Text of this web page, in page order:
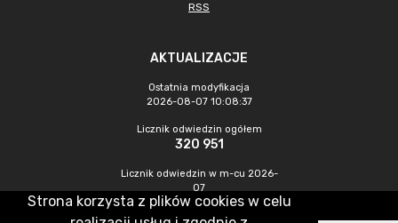
RSS
AKTUALIZACJE
Ostatnia modyfikacja
2026-08-07 10:08:37
Licznik odwiedzin ogółem
320 951
Licznik odwiedzin w m-cu 2026-
07
1 010
Strona korzysta z plików cookies w celu